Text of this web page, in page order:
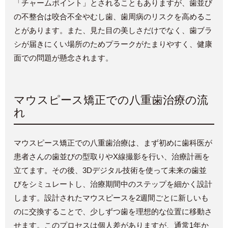
「チャームポイント」とされることもありますが、歯並び
の不整合は咬合不全やむし歯、歯周病のリスクを高めるこ
とがあります。また、見た目の美しさだけでなく、歯ブラ
シが届きにくい場所のためプラークがたまりやすく、健康
面での問題が懸念されます。
マウスピース矯正での八重歯治療の流
れ
マウスピース矯正での八重歯治療は、まず初めに歯科医が
患者さんの歯並びの型取りやX線撮影を行い、治療計画を
立てます。その後、3Dデジタル技術を使って未来の歯並
びをシミュレートし、治療期間中のステップを細かく設計
します。設計されたマウスピースを2週間ごとに新しいも
のに交換することで、少しずつ歯を理想的な位置に移動さ
せます。このプロセスは個人差がありますが、通常1年か